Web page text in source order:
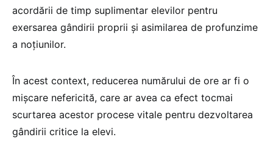
acordării de timp suplimentar elevilor pentru
exersarea gândirii proprii și asimilarea de profunzime
a noțiunilor.
În acest context, reducerea numărului de ore ar fi o
mișcare nefericită, care ar avea ca efect tocmai
scurtarea acestor procese vitale pentru dezvoltarea
gândirii critice la elevi.